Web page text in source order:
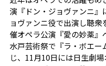
演『ドン・ジョヴァンニ
ョヴァンニ役で出演し聴
催オペラ公演『愛の妙薬
水戸芸術祭で『ラ・ボエ
じ、11月10日には日生劇